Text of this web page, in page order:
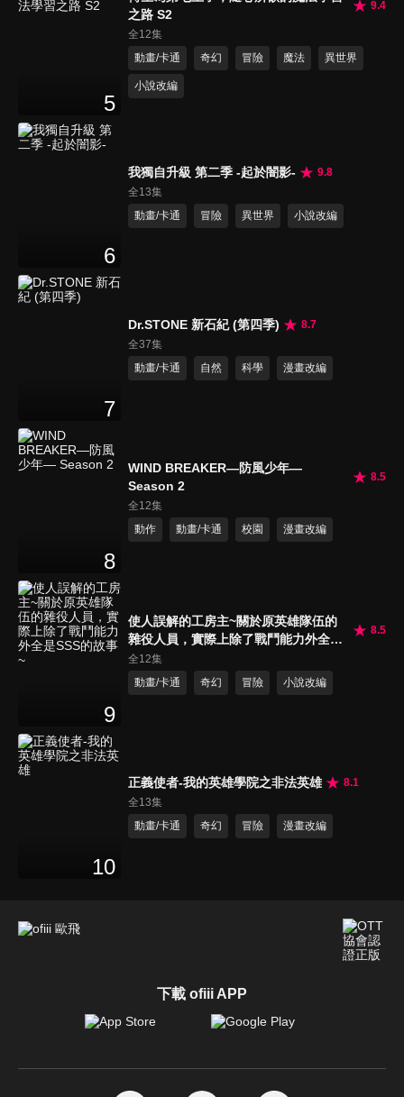
5
之路 S2
9.4
全12集
動畫/卡通
奇幻 冒險 魔法 異世界
小說改編
6
我獨自升級 第二季 -起於闇影-
9.8
全13集
動畫/卡通
冒險 異世界 小說改編
7
Dr.STONE 新石紀 (第四季)
8.7
全37集
動畫/卡通
自然 科學 漫畫改編
8
WIND BREAKER—防風少年—
Season 2
8.5
全12集
動作
動畫/卡通 校園 漫畫改編
9
使人誤解的工房主~關於原英雄隊伍的
雜役人員，實際上除了戰鬥能力外全是
SSS的故事~
8.5
全12集
動畫/卡通
奇幻 冒險 小說改編
10
正義使者-我的英雄學院之非法英雄
8.1
全13集
動畫/卡通
奇幻 冒險 漫畫改編
下載 ofiii APP